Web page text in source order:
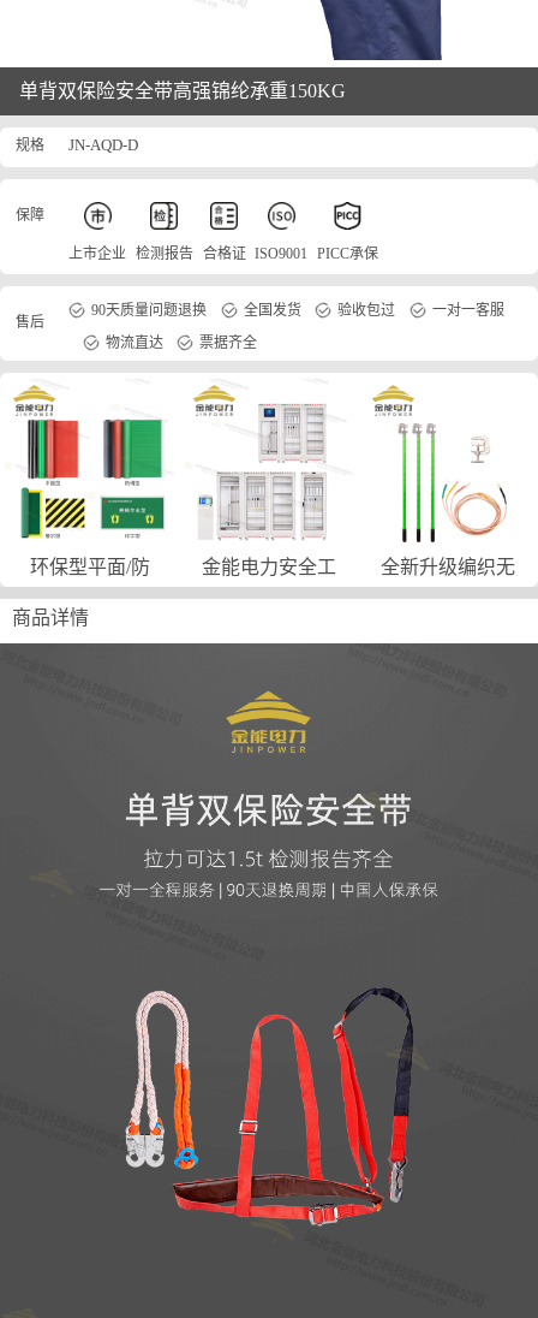
单背双保险安全带高强锦纶承重150KG
规格 JN-AQD-D
保障
上市企业 检测报告 合格证 ISO9001 PICC承保
售后
90天质量问题退换 全国发货 验收包过
一对一客服
物流直达
票据齐全
环保型平面/防 金能电力安全工 全新升级编织无
商品详情